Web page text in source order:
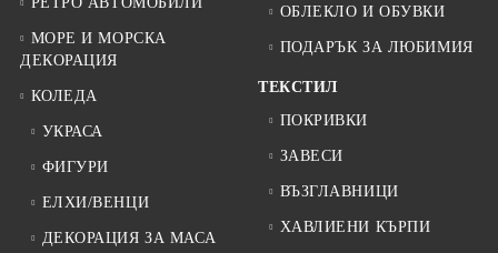
МОРЕ И МОРСКА
ДЕКОРАЦИЯ
КОЛЕДА
УКРАСА
ФИГУРИ
ЕЛХИ/ВЕНЦИ
ДЕКОРАЦИЯ ЗА МАСА
ОБЛЕКЛО И ОБУВКИ
ПОДАРЪК ЗА ЛЮБИМИЯ
ТЕКСТИЛ
ПОКРИВКИ
ЗАВЕСИ
ВЪЗГЛАВНИЦИ
ХАВЛИЕНИ КЪРПИ